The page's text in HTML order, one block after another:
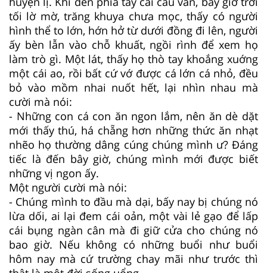
tối lờ mờ, trăng khuya chưa mọc, thấy có người
hình thể to lớn, hớn hở từ dưới đồng đi lên, người
ấy bèn lẫn vào chỗ khuất, ngồi rình để xem họ
làm trò gì. Một lát, thấy họ thò tay khoắng xuớng
một cái ao, rồi bất cứ vớ được cá lớn cá nhỏ, đều
bỏ vào mồm nhai nuốt hết, lại nhìn nhau mà
cười mà nói:
- Những con cá con ăn ngon lắm, nên ăn dè dặt
mới thấy thú, há chẵng hơn những thức ăn nhạt
nhẽo họ thường dâng cúng chúng mình ư? Ðáng
tiếc là đến bây giờ, chúng mình mới được biết
những vị ngon ấy.
Một người cười mà nói:
- Chúng mình to đầu mà dại, bấy nay bị chúng nó
lừa dối, ai lại đem cái oản, một vài lẻ gạo để lấp
cái bụng ngàn cân mà đi giữ cửa cho chúng nó
bao giờ. Nếu không có những buổi như buổi
hôm nay mà cứ trường chay mãi như trước thì